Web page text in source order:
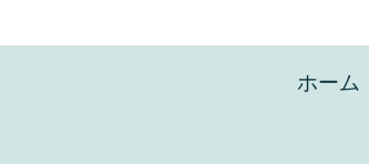
ホーム